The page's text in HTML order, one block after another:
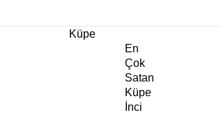
Küpe
En
Çok
Satan
Küpe
İnci